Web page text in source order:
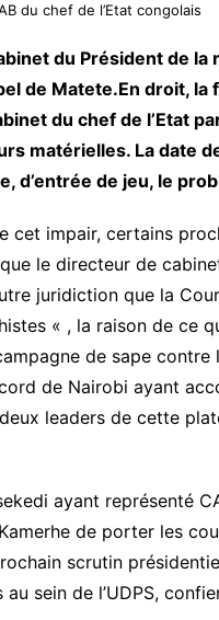
du chef de l’Etat congolais
du Président de
de Matete.En droit,
du chef de l’Etat
matérielles. La date
d’entrée de jeu, le
cet impair, certains
le directeur de
juridiction que la
« , la raison de ce
de sape
de Nairobi ayant
leaders de cette
ayant représenté
de porter les
scrutin
sein de l’UDPS,